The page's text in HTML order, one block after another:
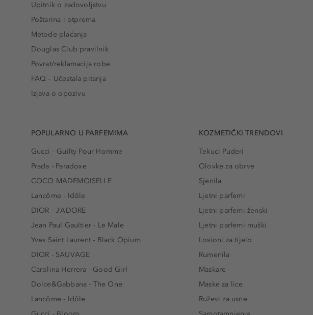
Upitnik o zadovoljstvu
Poštarina i otprema
Metode plaćanja
Douglas Club pravilnik
Povrat/reklamacija robe
FAQ – Učestala pitanja
Izjava o opozivu
POPULARNO U PARFEMIMA
Gucci - Guilty Pour Homme
Prada - Paradoxe
COCO MADEMOISELLE
Lancôme - Idôle
DIOR - J’ADORE
Jean Paul Gaultier - Le Male
Yves Saint Laurent - Black Opium
DIOR - SAUVAGE
Carolina Herrera - Good Girl
Dolce&Gabbana - The One
Lancôme - Idôle
KOZMETIČKI TRENDOVI
Tekuci Puderi
Olovke za obrve
Sjenila
Ljetni parfemi
Ljetni parfemi ženski
Ljetni parfemi muški
Losioni za tijelo
Rumenila
Maskare
Maske za lice
Ruževi za usne